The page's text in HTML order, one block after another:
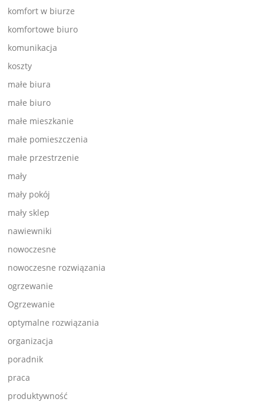
komfort w biurze
komfortowe biuro
komunikacja
koszty
małe biura
małe biuro
małe mieszkanie
małe pomieszczenia
małe przestrzenie
mały
mały pokój
mały sklep
nawiewniki
nowoczesne
nowoczesne rozwiązania
ogrzewanie
Ogrzewanie
optymalne rozwiązania
organizacja
poradnik
praca
produktywność